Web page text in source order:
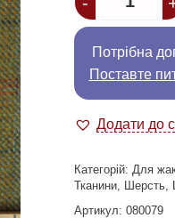
Потрібна
Поставте
Додати до
Категорій: Для
Тканини, Шерсть,
Артикул: 080079